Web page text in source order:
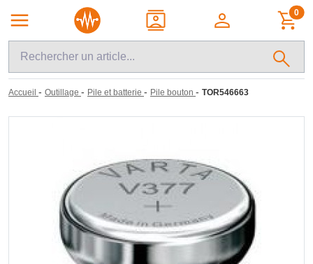
0
Accueil - Outillage - Pile et batterie - Pile bouton - TOR546663